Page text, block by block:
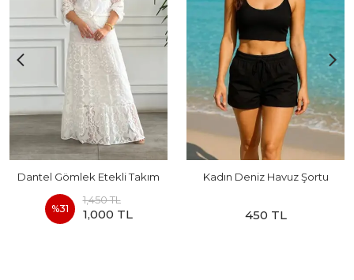
Dantel Gömlek Etekli Takım
%31
1,450 TL
1,000 TL
Kadın Deniz Havuz Şortu
450 TL